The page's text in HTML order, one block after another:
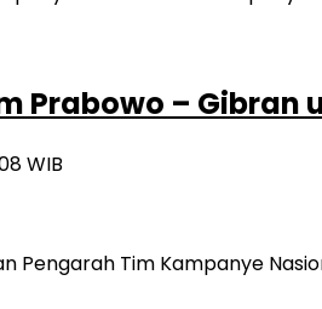
Prabowo – Gibran
WIB
Pengarah Tim Kampanye